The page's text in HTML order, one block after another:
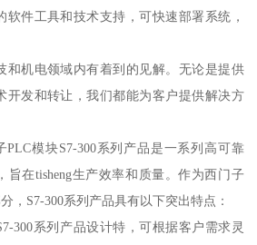
软件工具和技术支持，可快速部署系统，
和机电领域内有着到的见解。无论是提供
开发和转让，我们都能为客户提供解决方
模块S7-300系列产品是一系列高可靠
旨在tisheng生产效率和质量。作为西门子
，S7-300系列产品具有以下突出特点：
300系列产品设计特，可根据客户需求灵